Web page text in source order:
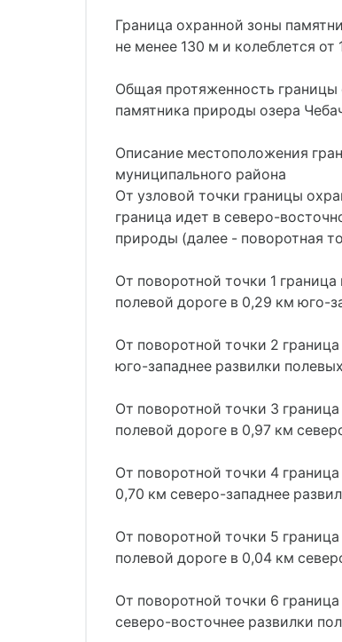
Граница охранной зоны
не менее 130 м и колеблется от
Общая протяженность границы
памятника природы озера
Описание местоположения
муниципального района
От узловой точки границы
граница идет в северо-
природы (далее - поворотная
От поворотной точки 1
полевой дороге в 0,29 км юго-
От поворотной точки 2
юго-западнее развилки
От поворотной точки 3
полевой дороге в 0,97 км
От поворотной точки 4
0,70 км северо-западнее
От поворотной точки 5
полевой дороге в 0,04 км
От поворотной точки 6
северо-восточнее развилки